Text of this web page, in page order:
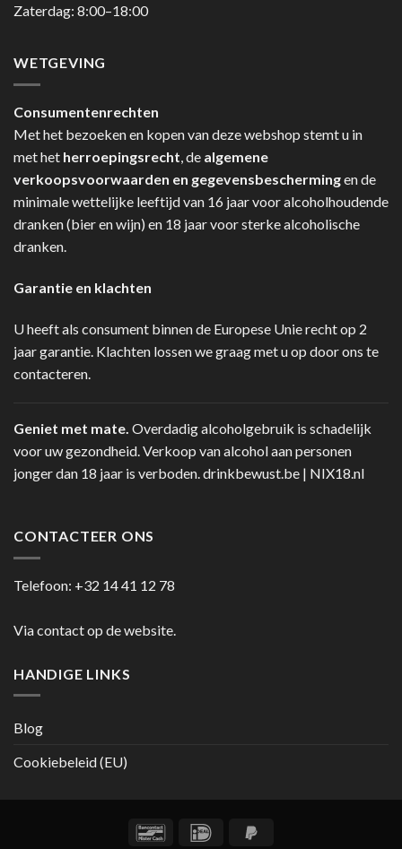
Zaterdag: 8:00–18:00
WETGEVING
Consumentenrechten
Met het bezoeken en kopen van deze webshop stemt u in
met het herroepingsrecht, de algemene
verkoopsvoorwaarden en gegevensbeschermingen de
minimale wettelijke leeftijd van 16 jaar voor alcoholhoudende
dranken (bier en wijn) en 18 jaar voor sterke alcoholische
dranken.
Garantie en klachten
U heeft als consument binnen de Europese Unie recht op 2
jaar garantie. Klachten lossen we graag met u op door ons te
contacteren.
Geniet met mate. Overdadig alcoholgebruik is schadelijk
voor uw gezondheid. Verkoop van alcohol aan personen
jonger dan 18 jaar is verboden.drinkbewust.be | NIX18.nl
CONTACTEER ONS
Telefoon: +32 14 41 12 78
Via contact op de website.
HANDIGE LINKS
Blog
Cookiebeleid (EU)